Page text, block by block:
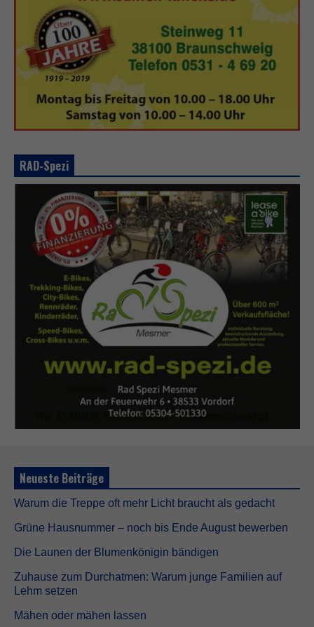
RAD-Spezi
Neueste Beiträge
Warum die Treppe oft mehr Licht braucht als gedacht
Grüne Hausnummer – noch bis Ende August bewerben
Die Launen der Blumenkönigin bändigen
Zuhause zum Durchatmen: Warum junge Familien auf
Lehm setzen
Mähen oder mähen lassen